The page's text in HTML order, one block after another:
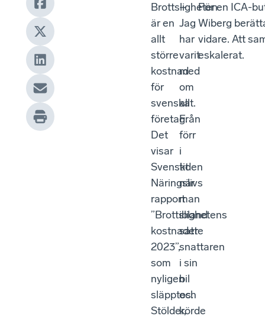
Brottsligheten
är en
allt
större
kostnad
för
svenska
företag.
Det
visar
Svenskt
Näringslivs
rapport
”Brottslighetens
kostnader
2023”,
som
nyligen
släpptes.
Stölder,
–
Jag
har
varit
med
om
allt.
Från
förr
i
tiden
när
man
ibland
satte
snattaren
i sin
bil
och
körde
För en ICA-
Wiberg
vidare. Att
eskalerat.